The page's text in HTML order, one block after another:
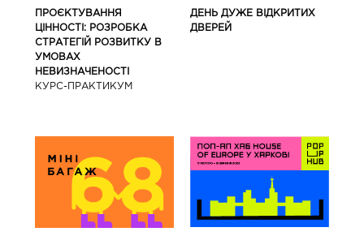
ПРОЄКТУВАННЯ
ЦІННОСТІ: РОЗРОБКА
СТРАТЕГІЙ РОЗВИТКУ В
УМОВАХ
НЕВИЗНАЧЕНОСТІ
КУРС-ПРАКТИКУМ
ДЕНЬ ДУЖЕ ВІДКРИТИХ
ДВЕРЕЙ